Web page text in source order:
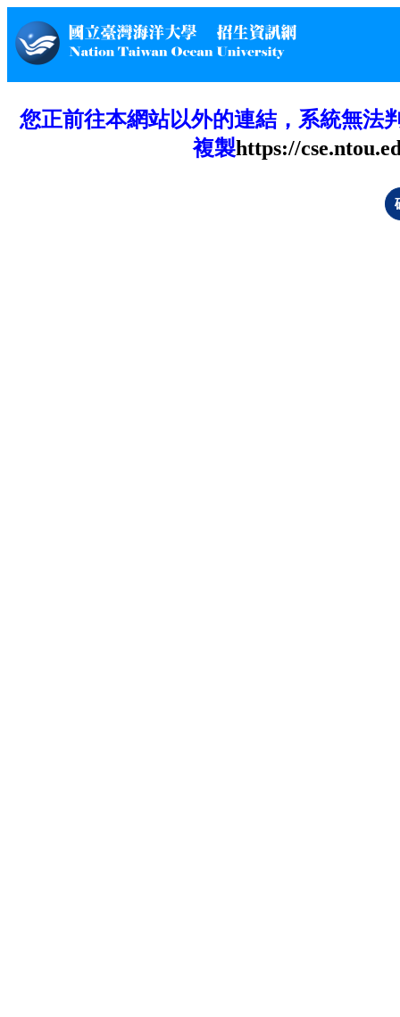
您正前往本網站以外的連結，系統無法
複製https://